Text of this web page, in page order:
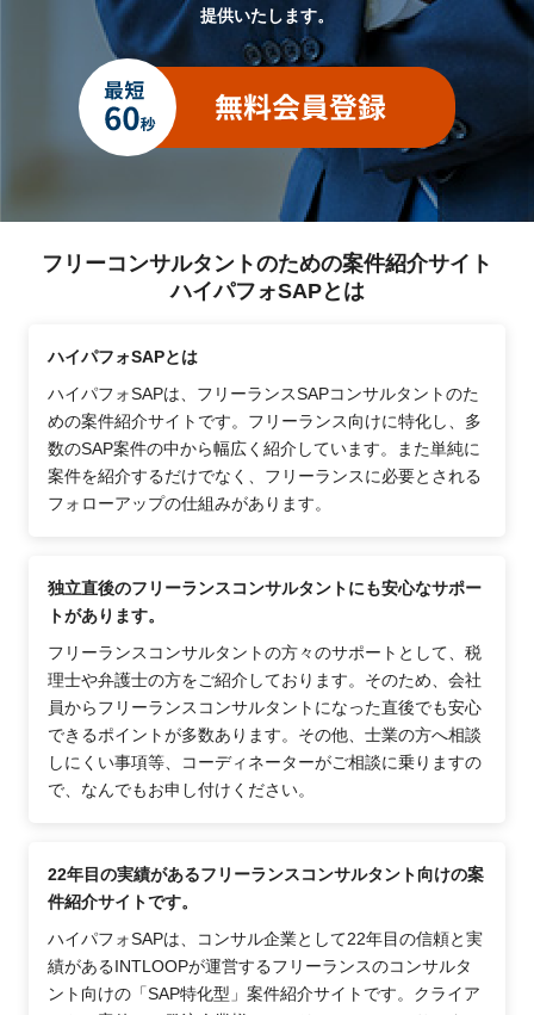
提供いたします。
フリーコンサルタントのための案件紹介サイト
ハイパフォSAPとは
ハイパフォSAPとは
ハイパフォSAPは、フリーランスSAPコンサルタントのた
めの案件紹介サイトです。フリーランス向けに特化し、多
数のSAP案件の中から幅広く紹介しています。また単純に
案件を紹介するだけでなく、フリーランスに必要とされる
フォローアップの仕組みがあります。
独立直後のフリーランスコンサルタントにも安心なサポー
トがあります。
フリーランスコンサルタントの方々のサポートとして、税
理士や弁護士の方をご紹介しております。そのため、会社
員からフリーランスコンサルタントになった直後でも安心
できるポイントが多数あります。その他、士業の方へ相談
しにくい事項等、コーディネーターがご相談に乗りますの
で、なんでもお申し付けください。
22年目の実績があるフリーランスコンサルタント向けの案
件紹介サイトです。
ハイパフォSAPは、コンサル企業として22年目の信頼と実
績があるINTLOOPが運営するフリーランスのコンサルタ
ント向けの「SAP特化型」案件紹介サイトです。クライア